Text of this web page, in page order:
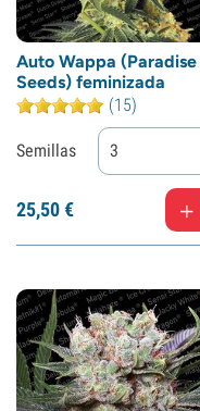
Auto Wappa (Paradise
Seeds) feminizada
(15)
Semillas 3
25,50€